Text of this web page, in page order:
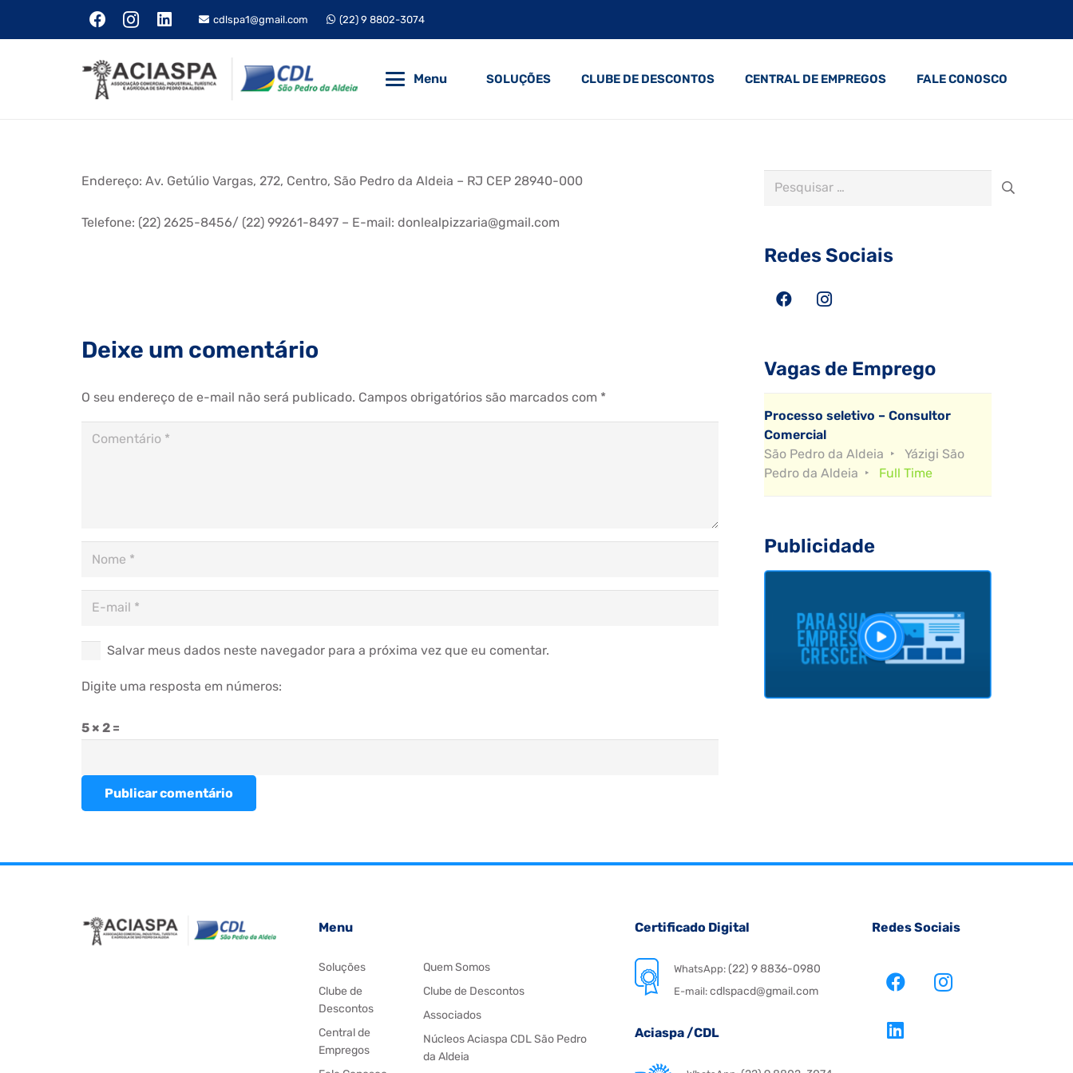
cdlspa1@gmail.com (22) 9 8802-3074
Menu SOLUÇÕES CLUBE DE DESCONTOS CENTRAL DE EMPREGOS FALE CONOSCO
Endereço: Av. Getúlio Vargas, 272, Centro, São Pedro da Aldeia – RJ CEP 28940-000
Telefone: (22) 2625-8456/ (22) 99261-8497 – E-mail: donlealpizzaria@gmail.com
Deixe um comentário
O seu endereço de e-mail não será publicado. Campos obrigatórios são marcados com *
Salvar meus dados neste navegador para a próxima vez que eu comentar.
Digite uma resposta em números:
5 × 2 =
Publicar comentário
Pesquisar
Redes Sociais
Vagas de Emprego
Processo seletivo – Consultor
Comercial
São Pedro da Aldeia
Yázigi São
Pedro da Aldeia
Full Time
Publicidade
Menu
Soluções
Clube de
Descontos
Central de
Empregos
Quem Somos
Clube de Descontos
Associados
Núcleos Aciaspa CDL São Pedro
da Aldeia
Certificado Digital
WhatsApp:(22) 9 8836-0980
E-mail: cdlspacd@gmail.com
Aciaspa /CDL
Redes Sociais